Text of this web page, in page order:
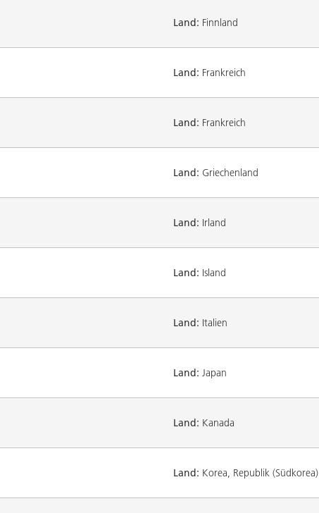
Land: Finnland
Land: Frankreich
Land: Frankreich
Land: Griechenland
Land: Irland
Land: Island
Land: Italien
Land: Japan
Land: Kanada
Land: Korea, Republik (Südkorea)